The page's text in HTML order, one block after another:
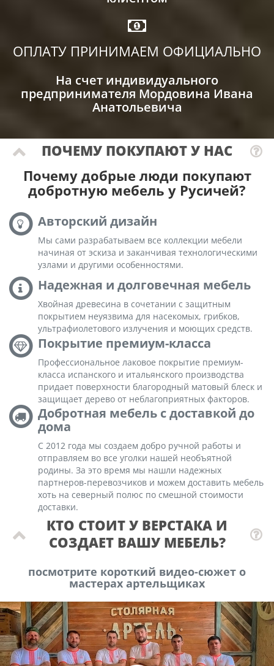
ОПЛАТУ ПРИНИМАЕМ ОФИЦИАЛЬНО
На счет индивидуального
предпринимателя Мордовина Ивана
Анатольевича
ПОЧЕМУ ПОКУПАЮТ У НАС
Почему добрые люди покупают
добротную мебель у Русичей?
Авторский дизайн
Мы сами разрабатываем все коллекции мебели
начиная от эскиза и заканчивая технологическими
узлами и другими особенностями.
Надежная и долговечная мебель
Хвойная древесина в сочетании с защитным
покрытием неуязвима для насекомых, грибков,
ультрафиолетового излучения и моющих средств.
Покрытие премиум-класса
Профессиональное лаковое покрытие премиум-
класса испанского и итальянского производства
придает поверхности благородный матовый блеск и
защищает дерево от неблагоприятных факторов.
Добротная мебель с доставкой до
дома
С 2012 года мы создаем добро ручной работы и
отправляем во все уголки нашей необъятной
родины. За это время мы нашли надежных
партнеров-перевозчиков и можем доставить мебель
хоть на северный полюс по смешной стоимости
доставки.
КТО СТОИТ У ВЕРСТАКА И
СОЗДАЕТ ВАШУ МЕБЕЛЬ?
посмотрите короткий видео-сюжет о
мастерах артельщиках